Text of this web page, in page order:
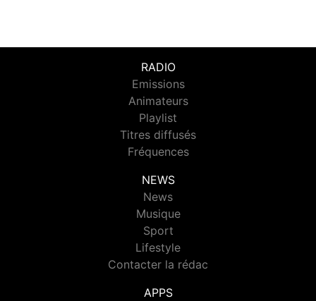
RADIO
Emissions
Animateurs
Playlist
Titres diffusés
Fréquences
NEWS
News
Musique
Sport
Lifestyle
Contacter la rédac
APPS